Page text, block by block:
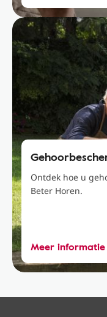
Ontdek hoe u
Beter Horen.
Meer informatie